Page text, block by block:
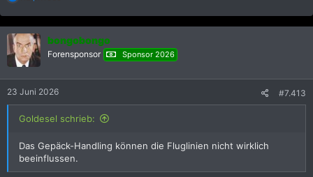
a
k
t
i
o
n
:
bongobongo
Forensponsor Sponsor 2026
23 Juni 2026 #7.413
Goldesel schrieb:
Das Gepäck-Handling können die Fluglinien nicht wirklich
beeinflussen.